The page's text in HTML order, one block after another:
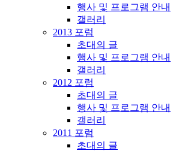
행사 및 프로그램 안내
갤러리
2013 포럼
초대의 글
행사 및 프로그램 안내
갤러리
2012 포럼
초대의 글
행사 및 프로그램 안내
갤러리
2011 포럼
초대의 글